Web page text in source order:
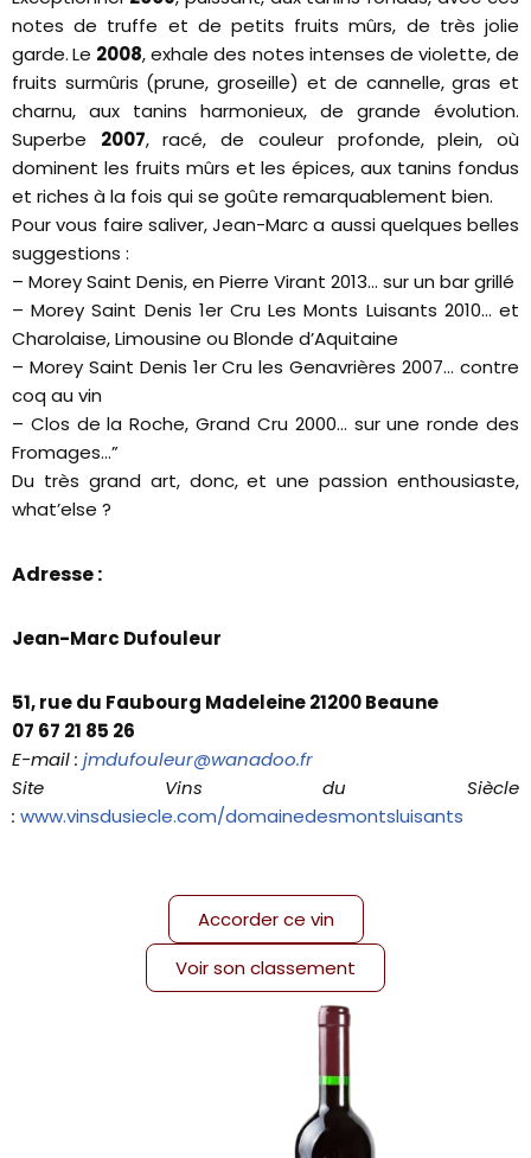
notes de truffe et de petits fruits mûrs, de très jolie
garde. Le 2008, exhale des notes intenses de violette, de
fruits surmûris (prune, groseille) et de cannelle, gras et
charnu, aux tanins harmonieux, de grande évolution.
Superbe 2007, racé, de couleur profonde, plein, où
dominent les fruits mûrs et les épices, aux tanins fondus
et riches à la fois qui se goûte remarquablement bien.
Pour vous faire saliver, Jean-Marc a aussi quelques belles
suggestions :
– Morey Saint Denis, en Pierre Virant 2013… sur un bar grillé
– Morey Saint Denis 1er Cru Les Monts Luisants 2010… et
Charolaise, Limousine ou Blonde d’Aquitaine
– Morey Saint Denis 1er Cru les Genavrières 2007… contre
coq au vin
– Clos de la Roche, Grand Cru 2000… sur une ronde des
Fromages…”
Du très grand art, donc, et une passion enthousiaste,
what’else ?
Adresse :
Jean-Marc Dufouleur
51, rue du Faubourg Madeleine 21200 Beaune
07 67 21 85 26
E-mail : jmdufouleur@wanadoo.fr
Site Vins du Siècle
: www.vinsdusiecle.com/domainedesmontsluisants
Accorder ce vin
Voir son classement